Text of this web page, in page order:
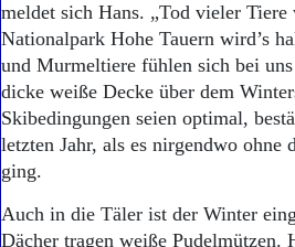
meldet sich Hans. „Tod vieler
Nationalpark Hohe Tauern wird’s
und Murmeltiere fühlen sich bei
dicke weiße Decke über dem
Skibedingungen seien optimal,
letzten Jahr, als es nirgendwo ohne
ging.
Auch in die Täler ist der Winter
Dächer tragen weiße Pudelmützen.